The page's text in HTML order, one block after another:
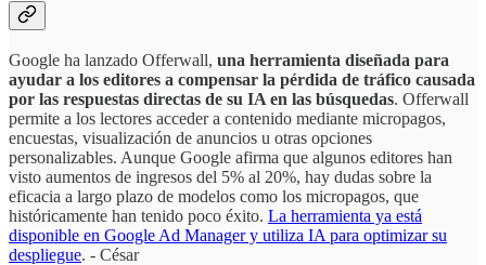
Google ha lanzado Offerwall, una herramienta diseñada para
ayudar a los editores a compensar la pérdida de tráfico causada
por las respuestas directas de su IA en las búsquedas. Offerwall
permite a los lectores acceder a contenido mediante micropagos,
encuestas, visualización de anuncios u otras opciones
personalizables. Aunque Google afirma que algunos editores han
visto aumentos de ingresos del 5% al 20%, hay dudas sobre la
eficacia a largo plazo de modelos como los micropagos, que
históricamente han tenido poco éxito. La herramienta ya está
disponible en Google Ad Manager y utiliza IA para optimizar su
despliegue. - César